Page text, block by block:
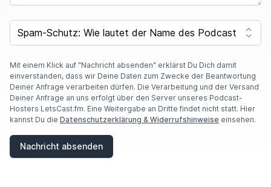
F
O
A
R
E
A
H
U
SPAM CAPTCHA
Mit einem Klick auf "Nachricht absenden" erklärst Du Dich damit
einverstanden, dass wir Deine Daten zum Zwecke der Beantwortung
Deiner Anfrage verarbeiten dürfen. Die Verarbeitung und der Versand
Deiner Anfrage an uns erfolgt über den Server unseres Podcast-
Hosters LetsCast.fm. Eine Weitergabe an Dritte findet nicht statt. Hier
kannst Du die Datenschutzerklärung & Widerrufshinweise einsehen.
Nachricht absenden